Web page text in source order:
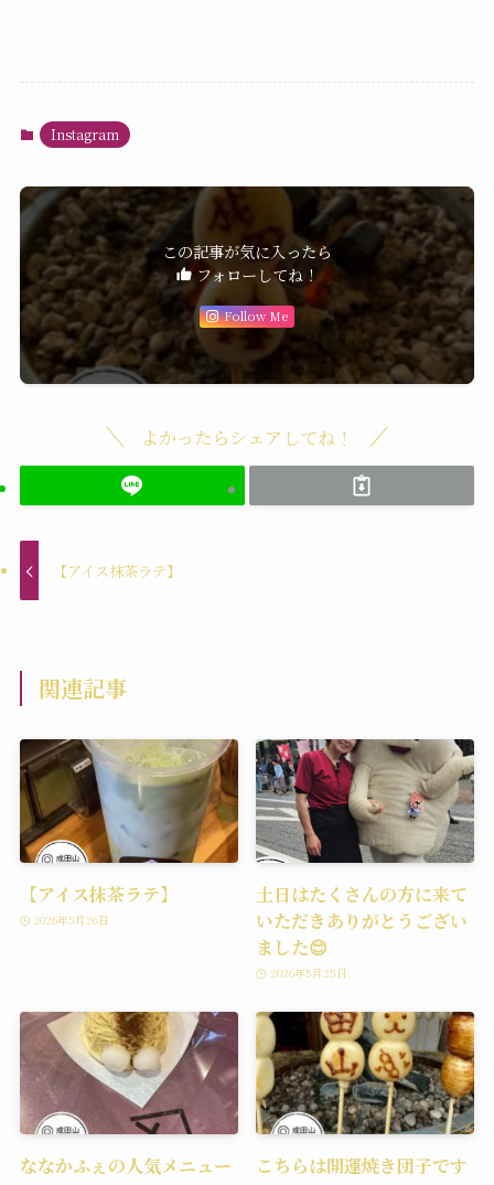
Instagram
この記事が気に入ったら
フォローしてね！
Follow Me
よかったらシェアしてね！
【アイス抹茶ラテ】
関連記事
【アイス抹茶ラテ】
2026年5月26日
土日はたくさんの方に来て
いただきありがとうござい
ました😊
2026年5月25日
ななかふぇの人気メニュー
こちらは開運焼き団子です